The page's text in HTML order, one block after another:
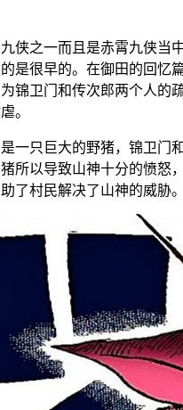
侠之一而且是赤霄九侠当
是很早的。在御田的回忆
锦卫门和传次郎两个人的
。
一只巨大的野猪，锦卫门
所以导致山神十分的愤怒
了村民解决了山神的威胁。